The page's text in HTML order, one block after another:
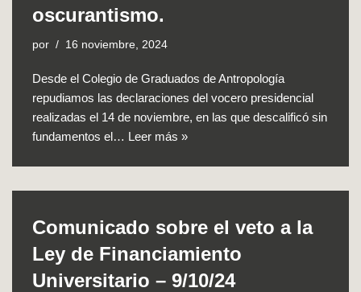
oscurantismo.
por 16 noviembre, 2024
Desde el Colegio de Graduados de Antropología
repudiamos las declaraciones del vocero presidencial
realizadas el 14 de noviembre, en las que descalificó sin
fundamentos el… Leer más »
Comunicado sobre el veto a la
Ley de Financiamiento
Universitario – 9/10/24